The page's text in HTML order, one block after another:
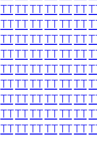
TTTTTTTTTTTT
TTTTTTTTTTTT
TTTTTTTTTTTT
TTTTTTTTTTTT
TTTTTTTTTTTT
TTTTTTTTTTTT
TTTTTTTTTTTT
TTTTTTTTTTTT
TTTTTTTTTTTT